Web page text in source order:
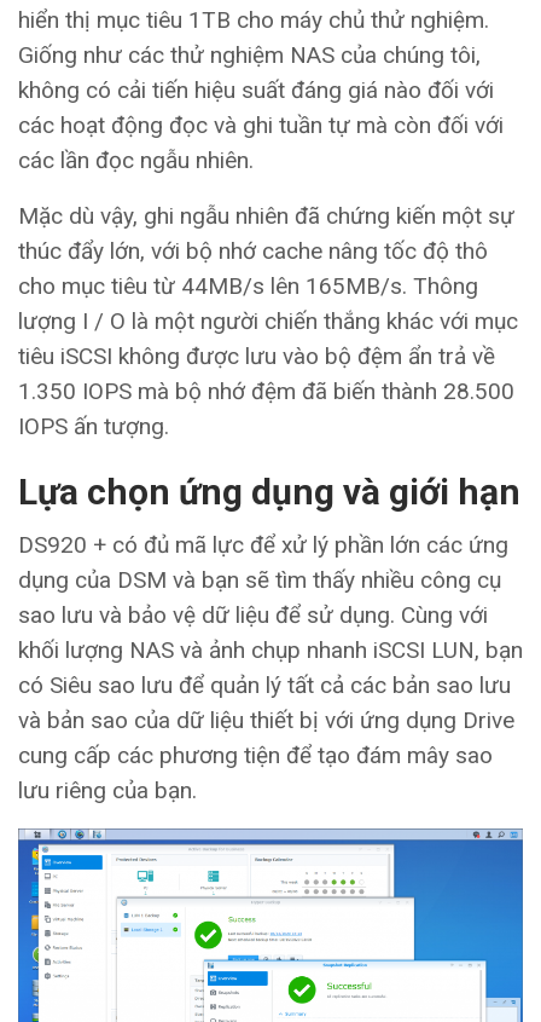
hiển thị mục tiêu 1TB cho máy chủ thử nghiệm.
Giống như các thử nghiệm NAS của chúng tôi,
không có cải tiến hiệu suất đáng giá nào đối với
các hoạt động đọc và ghi tuần tự mà còn đối với
các lần đọc ngẫu nhiên.
Mặc dù vậy, ghi ngẫu nhiên đã chứng kiến ​​một sự
thúc đẩy lớn, với bộ nhớ cache nâng tốc độ thô
cho mục tiêu từ 44MB/s lên 165MB/s. Thông
lượng I / O là một người chiến thắng khác với mục
tiêu iSCSI không được lưu vào bộ đệm ẩn trả về
1.350 IOPS mà bộ nhớ đệm đã biến thành 28.500
IOPS ấn tượng.
Lựa chọn ứng dụng và giới hạn
DS920 + có đủ mã lực để xử lý phần lớn các ứng
dụng của DSM và bạn sẽ tìm thấy nhiều công cụ
sao lưu và bảo vệ dữ liệu để sử dụng. Cùng với
khối lượng NAS và ảnh chụp nhanh iSCSI LUN, bạn
có Siêu sao lưu để quản lý tất cả các bản sao lưu
và bản sao của dữ liệu thiết bị với ứng dụng Drive
cung cấp các phương tiện để tạo đám mây sao
lưu riêng của bạn.